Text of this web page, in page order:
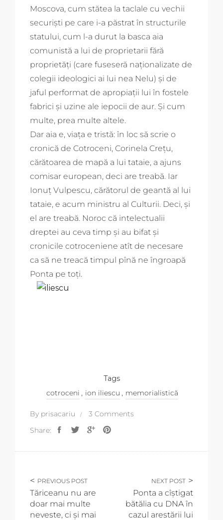
Moscova, cum stătea la taclale cu vechii
securiști pe care i-a păstrat în structurile
statului, cum l-a durut la basca aia
comunistă a lui de proprietarii fără
proprietăți (care fuseseră naționalizate de
colegii ideologici ai lui nea Nelu) și de
jaful performat de apropiații lui în fostele
fabrici și uzine ale iepocii de aur. Și cum
multe, prea multe altele.
Dar aia e, viața e tristă: în loc să scrie o
cronică de Cotroceni, Corinela Crețu,
cărătoarea de mapă a lui tataie, a ajuns
comisar european, deci are treabă. Iar
Ionuț Vulpescu, cărătorul de geantă al lui
tataie, e acum ministru al Culturii. Deci, și
el are treabă. Noroc că intelectualii
dreptei au ceva timp și au bifat și
cronicile cotroceniene atît de necesare
ca să ne treacă timpul pînă ne îngroapă
Ponta pe toți.
Tags
cotroceni , ion iliescu , memorialistică
By prisacariu
3 Comments
Share:
PREVIOUS POST
Tăriceanu nu are
doar mai multe
neveste, ci și mai
NEXT POST
Ponta a cîștigat
bătălia cu DNA în
cazul arestării lui